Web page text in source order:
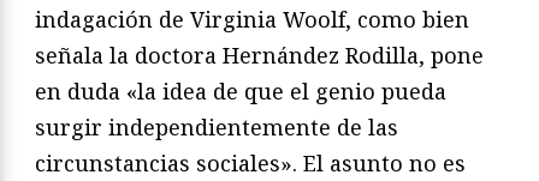
indagación de Virginia Woolf, como bien
señala la doctora Hernández Rodilla, pone
en duda «la idea de que el genio pueda
surgir independientemente de las
circunstancias sociales». El asunto no es